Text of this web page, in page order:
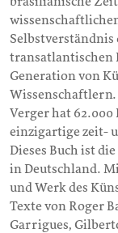
transatlantischen
Generation von
Wissenschaftlern.
Verger hat
einzigartige zeit-
Dieses Buch ist
in Deutschland.
und Werk des
Texte von Roger
Garrigues,